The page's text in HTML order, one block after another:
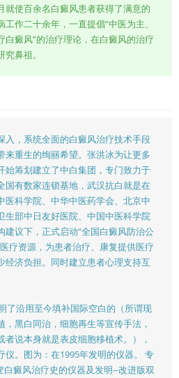
就使百余名白癜风患者获得了满意的
作二十余年，一直提倡“中医为主、
癜风”的治疗理论，在白癜风的治疗
鼻祖。
入，系统全面的白癜风治疗技术手段
来重生的绚丽希望。张洪冰为让更多
始筹划建立了中白集团，专门致力于
国有数家连锁基地，武汉抗白就是在
医科学院、中华中医药学会、北京中
生部中日友好医院、中国中医科学院
建议下，正式启动“全国白癜风防治公
疗资源，为患者治疗、康复提供医疗
经济负担。同时建立患者心理支持互
了沿用至今填补国际空白的（所谓现
黑白同治，细胞再生等宣传手法，
说本身就是表皮细胞移植术。），
仪。图为：在1995年发明的仪器。 专
白癜风治疗史的仪器及发明--改进版双